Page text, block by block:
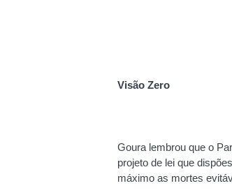
Visão Zero
Goura lembrou que o
projeto de lei que
máximo as mortes